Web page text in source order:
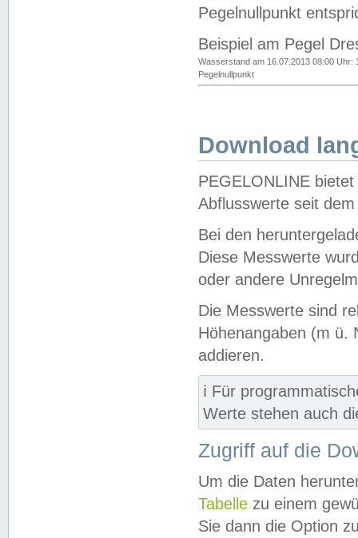
Pegelnullpunkt
Beispiel am Pegel
Wasserstand am 16.07.2013 08:00 Uhr:
Pegelnullpunkt
Download
PEGELONLINE
Abflusswerte seit
Bei den
Diese Messwerte
oder andere
Die Messwerte sind
Höhenangaben (m ü.
addieren.
ℹ️ Für
Werte stehen auch
Zugriff auf die
Um die Daten
Tabelle zu einem
Sie dann die Option